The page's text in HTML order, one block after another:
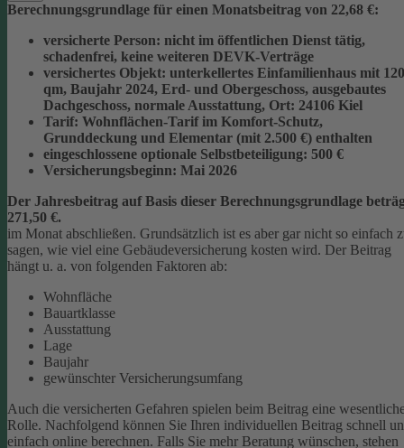
Berechnungsgrundlage für einen Monatsbeitrag von 22,68 €:
versicherte Person: nicht im öffentlichen Dienst tätig,
schadenfrei, keine weiteren DEVK-Verträge
versichertes Objekt: unterkellertes Einfamilienhaus mit 120
qm, Baujahr 2024, Erd- und Obergeschoss, ausgebautes
Dachgeschoss, normale Ausstattung, Ort: 24106 Kiel
Tarif: Wohnflächen-Tarif im Komfort-Schutz,
Grunddeckung und Elementar (mit 2.500 €) enthalten
eingeschlossene optionale Selbstbeteiligung: 500 €
Versicherungsbeginn: Mai 2026
Der Jahresbeitrag auf Basis dieser Berechnungsgrundlage
271,50 €.
im Monat abschließen. Grundsätzlich ist es aber gar nicht so einfach
sagen, wie viel eine Gebäudeversicherung kosten wird. Der Beitrag
hängt u. a. von folgenden Faktoren ab:
Wohnfläche
Bauartklasse
Ausstattung
Lage
Baujahr
gewünschter Versicherungsumfang
Auch die versicherten Gefahren spielen beim Beitrag eine
Rolle. Nachfolgend können Sie Ihren individuellen Beitrag schnell
einfach online berechnen. Falls Sie mehr Beratung wünschen, stehen